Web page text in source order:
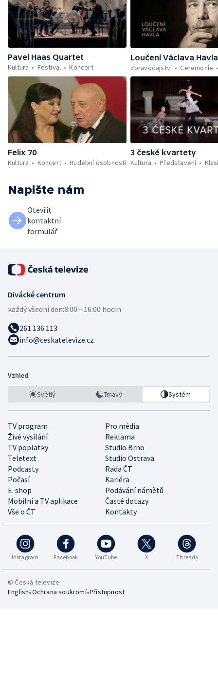
Pavel Haas Quartet
Kultura
Festival Koncert
Loučení Václava Havla
Zpravodajství
Ceremonie
Felix 70
Kultura
Koncert Hudební osobnosti
3 české kvartety
Kultura
Představení
Napište nám
Otevřít
kontaktní
formulář
Divácké centrum
každý všední den:8:00—16:00 hodin
261 136 113
info@ceskatelevize.cz
Vzhled
Světlý Tmavý Systém
TV program
Pro média
Živé vysílání
Reklama
TV poplatky
Studio Brno
Teletext
Studio Ostrava
Podcasty
Rada ČT
Počasí
Kariéra
E-shop
Podávání námětů
Mobilní a TV aplikace
Časté dotazy
Vše o ČT
Kontakty
Instagram Facebook YouTube X Threads
© Česká televize
English•Ochrana soukromí•Přístupnost